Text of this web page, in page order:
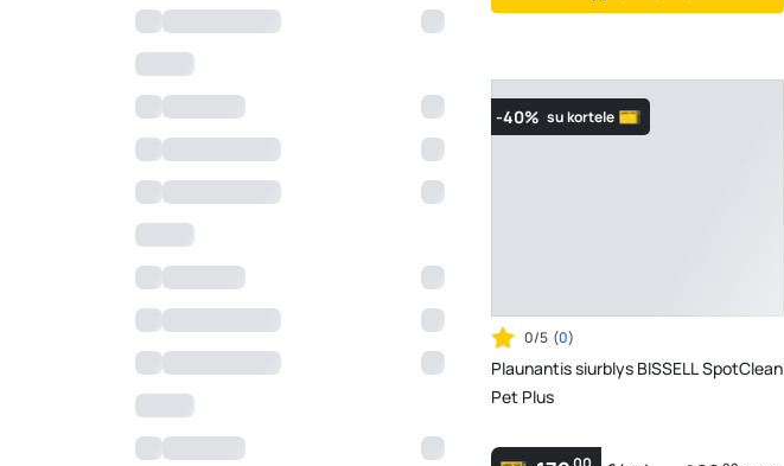
-40% su kortele
0/5 (0)
Plaunantis siurblys BISSELL SpotClean
Pet Plus